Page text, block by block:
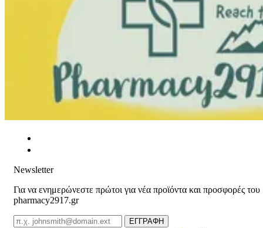
Newsletter
Για να ενημερώνεστε πρώτοι για νέα προϊόντα και προσφορές του
pharmacy2917.gr
Email
ΕΓΓΡΑΦΗ